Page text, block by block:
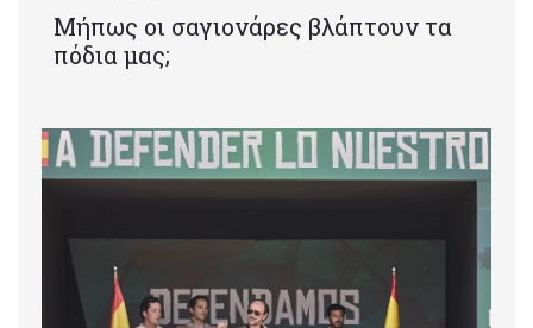
Μήπως οι σαγιονάρες βλάπτουν τα
πόδια μας;